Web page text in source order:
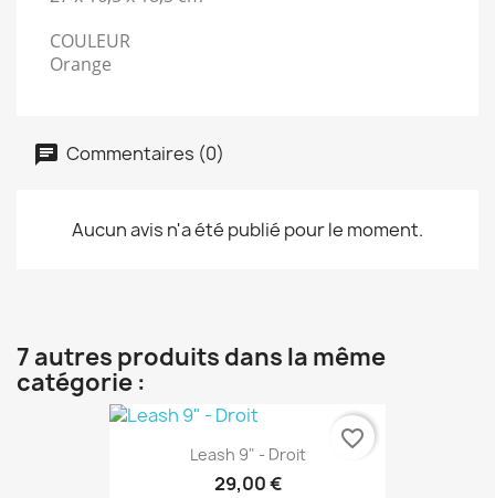
COULEUR
Orange
Commentaires (0)
Aucun avis n'a été publié pour le moment.
7 autres produits dans la même
catégorie :
Leash 9" - Droit
29,00 €
favorite_border